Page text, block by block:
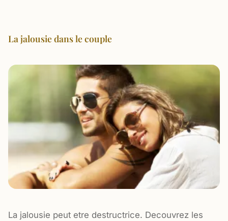
La jalousie dans le couple
La jalousie peut etre destructrice. Decouvrez les